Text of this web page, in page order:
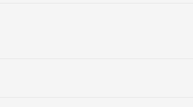
芋燒子排、古早味菜炸
762-0569